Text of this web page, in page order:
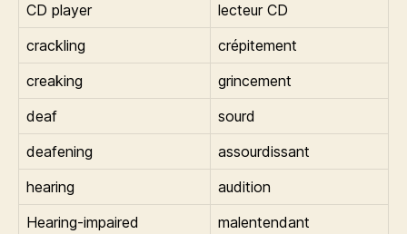
CD player
lecteur CD
crackling
crépitement
creaking
grincement
deaf
sourd
deafening
assourdissant
hearing
audition
Hearing-impaired
malentendant